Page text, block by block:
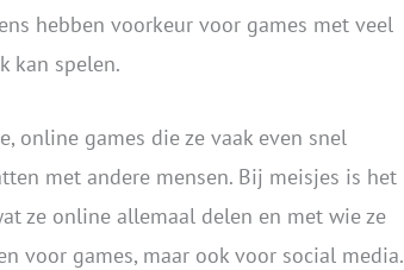
hebben voorkeur voor games met veel
kan spelen.
online games die ze vaak even snel
met andere mensen. Bij meisjes is het
ze online allemaal delen en met wie ze
voor games, maar ook voor social media.